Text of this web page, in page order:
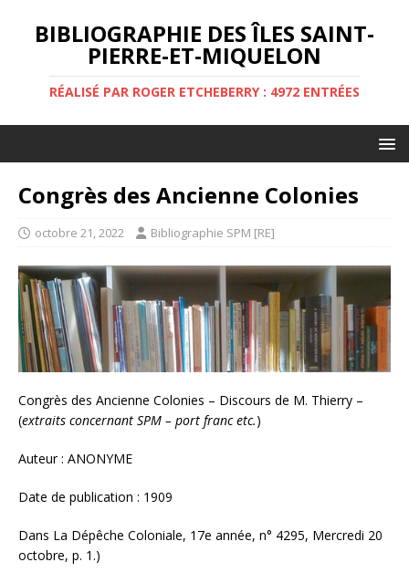
BIBLIOGRAPHIE DES ÎLES SAINT-
PIERRE-ET-MIQUELON
RÉALISÉ PAR ROGER ETCHEBERRY : 4972 ENTRÉES
Congrès des Ancienne Colonies
octobre 21, 2022 Bibliographie SPM [RE]
Congrès des Ancienne Colonies – Discours de M. Thierry –
(extraits concernant SPM – port franc etc.)
Auteur : ANONYME
Date de publication : 1909
Dans La Dépêche Coloniale, 17e année, n° 4295, Mercredi 20
octobre, p. 1.)